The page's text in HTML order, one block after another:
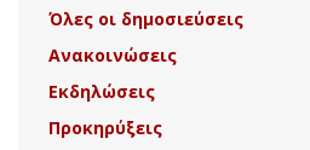
Όλες οι δημοσιεύσεις
Ανακοινώσεις
Εκδηλώσεις
Προκηρύξεις